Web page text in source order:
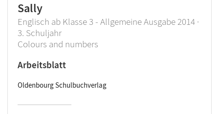
Sally
Englisch ab Klasse 3 - Allgemeine Ausgabe 2014 ·
3. Schuljahr
Colours and numbers
Arbeitsblatt
Oldenbourg Schulbuchverlag